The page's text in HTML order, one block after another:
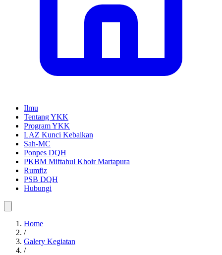
Program YKK
LAZ Kunci Kebaikan
Sah-MC
Ponpes DQH
PKBM Miftahul Khoir Martapura
Rumfiz
PSB DQH
Hubungi
Galery Kegiatan
/
Santri Hamalatul Qur’an Ponpes DQH Terima Reward atas
Prestasi Hafalan